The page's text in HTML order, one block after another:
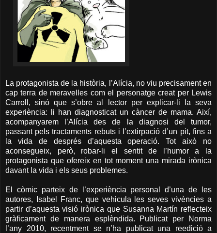
La protagonista de la història, l’Alícia, no viu precisament en
cap terra de meravelles com el personatge creat per Lewis
Carroll, sinó que s’obre al lector per explicar-li la seva
experiència: li han diagnosticat un càncer de mama. Així,
acompanyarem l’Alícia des de la diagnosi del tumor,
passant pels tractaments rebuts i l’extirpació d’un pit, fins a
la vida de després d’aquesta operació. Tot això no
aconsegueix, però, robar-li el sentit de l’humor a la
protagonista que ofereix en tot moment una mirada irònica
davant la vida i els seus problemes.
El còmic parteix de l’experiència personal d’una de les
autores, Isabel Franc, que vehicula les seves vivències a
partir d’aquesta visió irònica que Susanna Martín reflecteix
gràficament de manera esplèndida. Publicat per Norma
l’any 2010, recentment se n’ha publicat una reedició a